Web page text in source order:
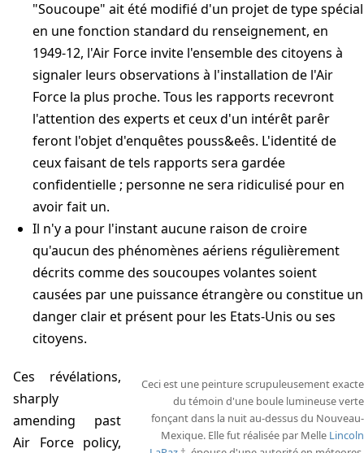
"Soucoupe" ait été modifié d'un projet de type spécial
en une fonction standard du renseignement, en
1949-12, l'Air Force invite l'ensemble des citoyens à
signaler leurs observations à l'installation de l'Air
Force la plus proche. Tous les rapports recevront
l'attention des experts et ceux d'un intérêt parêr
feront l'objet d'enquêtes pouss&eês. L'identité de
ceux faisant de tels rapports sera gardée
confidentielle ; personne ne sera ridiculisé pour en
avoir fait un.
Il n'y a pour l'instant aucune raison de croire
qu'aucun des phénomènes aériens régulièrement
décrits comme des soucoupes volantes soient
causées par une puissance étrangère ou constitue un
danger clair et présent pour les Etats-Unis ou ses
citoyens.
Ceci est une peinture scrupuleusement exacte
du témoin d'une boule lumineuse verte
fonçant dans la nuit au-dessus du Nouveau-
Mexique. Elle fut réalisée par Melle Lincoln
Ces révélations,
sharply
amending past
Air Force policy,